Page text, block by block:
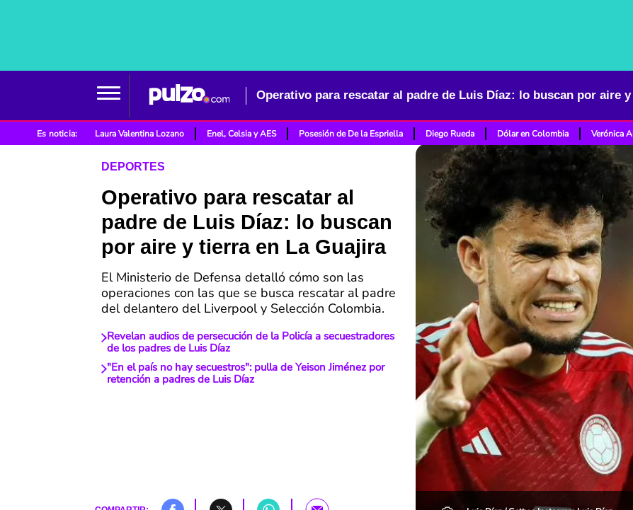
Operativo para rescatar al padre de Luis Díaz: lo buscan por aire
Es noticia: Laura Valentina Lozano Enel, Celsia y AES Posesión de De la Espriella Diego Rueda Dólar en Colombia Verónica
DEPORTES
Operativo para rescatar al
padre de Luis Díaz: lo buscan
por aire y tierra en La Guajira
El Ministerio de Defensa detalló cómo son las
operaciones con las que se busca rescatar al padre
del delantero del Liverpool y Selección Colombia.
Revelan audios de persecución de la Policía a secuestradores
de los padres de Luis Díaz
"En el país no hay secuestros": pulla de Yeison Jiménez por
retención a padres de Luis Díaz